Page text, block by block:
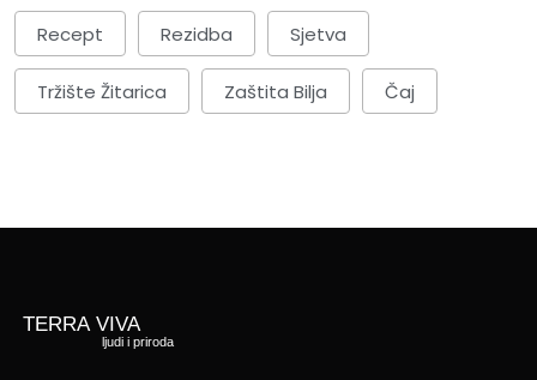
Recept Rezidba Sjetva
Tržište Žitarica Zaštita Bilja Čaj